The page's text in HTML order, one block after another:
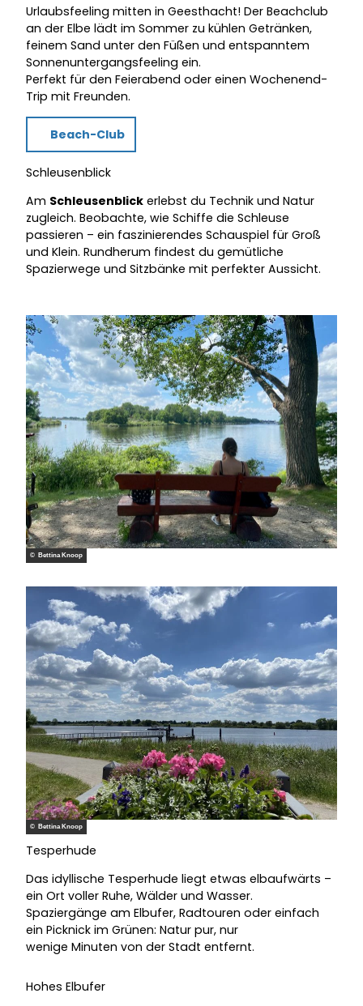
Urlaubsfeeling mitten in Geesthacht! Der Beachclub
an der Elbe lädt im Sommer zu kühlen Getränken,
feinem Sand unter den Füßen und entspanntem
Sonnenuntergangsfeeling ein.
Perfekt für den Feierabend oder einen Wochenend-
Trip mit Freunden.
Beach-Club
Schleusenblick
Am Schleusenblick erlebst du Technik und Natur
zugleich. Beobachte, wie Schiffe die Schleuse
passieren – ein faszinierendes Schauspiel für Groß
und Klein. Rundherum findest du gemütliche
Spazierwege und Sitzbänke mit perfekter Aussicht.
© Bettina Knoop
© Bettina Knoop
Tesperhude
Das idyllische Tesperhude liegt etwas elbaufwärts –
ein Ort voller Ruhe, Wälder und Wasser.
Spaziergänge am Elbufer, Radtouren oder einfach
ein Picknick im Grünen: Natur pur, nur
wenige Minuten von der Stadt entfernt.
Hohes Elbufer